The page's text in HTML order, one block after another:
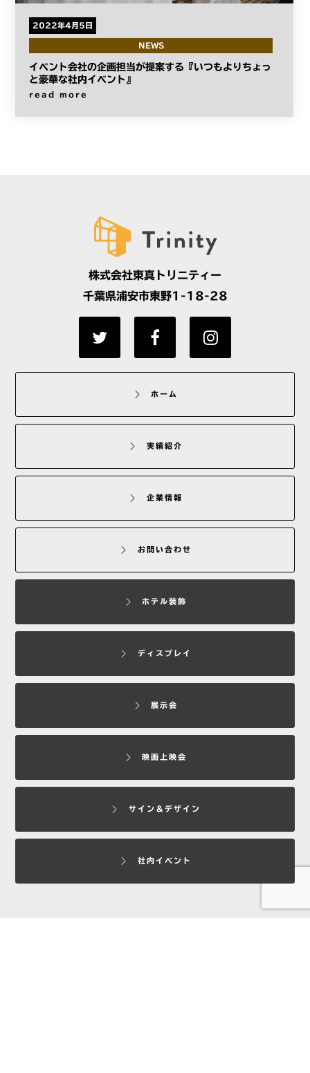
2022年4月5日
NEWS
イベント会社の企画担当が提案する『いつもよりちょっ
と豪華な社内イベント』
read more
株式会社東真トリニティー
千葉県浦安市東野1-18-28
ホーム
実績紹介
企業情報
お問い合わせ
ホテル装飾
ディスプレイ
展示会
映画上映会
サイン＆デザイン
社内イベント